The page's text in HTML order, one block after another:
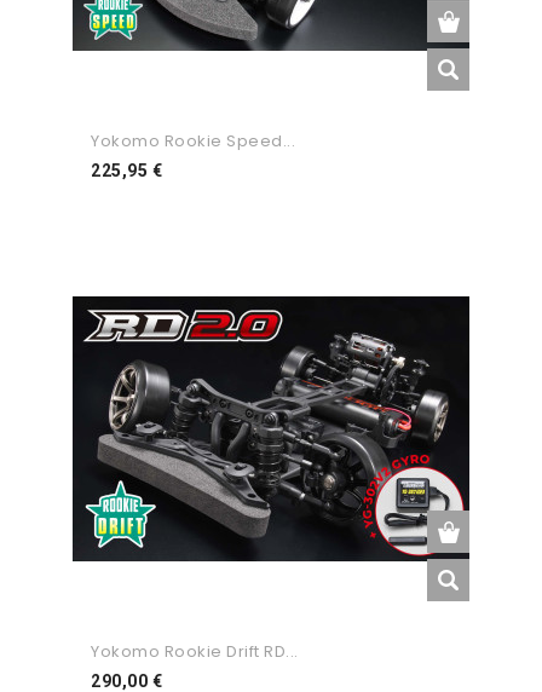
Yokomo Rookie Speed...
225,95 €Preço
Yokomo Rookie Drift RD...
290,00 €Preço